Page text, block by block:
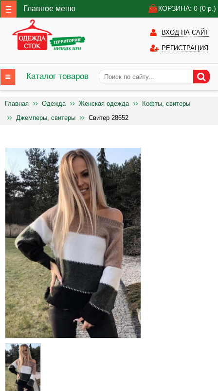
Главное меню КОРЗИНА: 0 (0 р.)
ВХОД НА САЙТ
РЕГИСТРАЦИЯ
Каталог товаров
Главная Одежда Женская одежда
Кофты, свитеры
Джемперы, свитеры
Свитер 28652